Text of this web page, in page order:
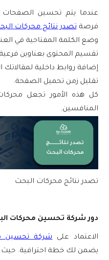
عندما يتم تحسين
فرصةتصدر نتائج محركات
وضع الكلمة المفتاحية في
تقسيم المحتوى بعناوين
إضافة روابط داخلية لمقالاتك
تقليل زمن تحميل الصفحة.
كل هذه الأمور تجعل
المنافسين.
تصدر نتائج محركات البحث
دور شركة تحسين محركات
الاعتماد علىشركة تحسين
يضمن لك خطة احترافية. حيث